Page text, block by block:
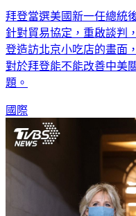
拜登當選美國新一任總統
針對貿易協定，重啟談判
登造訪北京小吃店的畫面
對於拜登能不能改善中美
題。
國際